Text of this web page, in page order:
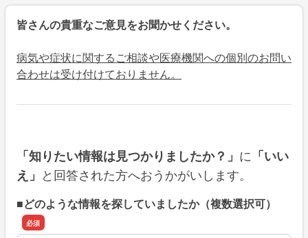
皆さんの貴重なご意見をお聞かせください。
病気や症状に関するご相談や医療機関への個別のお問い
合わせは受け付けておりません。
「知りたい情報は見つかりましたか？」 に 「いい
え」 と回答された方へおうかがいします。
■どのような情報を探していましたか（複数選択可）